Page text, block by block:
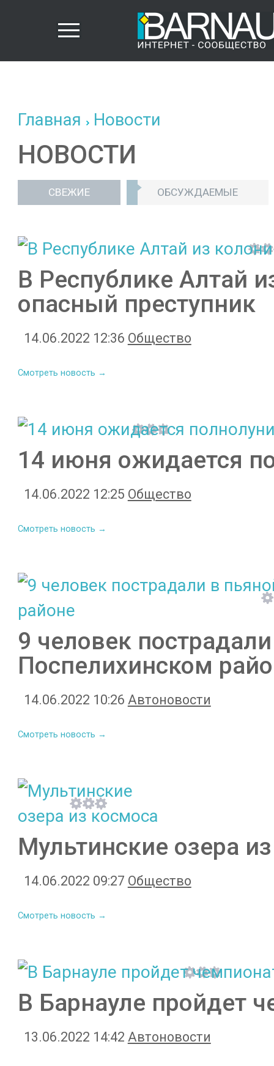
Главная Новости
НОВОСТИ
СВЕЖИЕ ОБСУЖДАЕМЫЕ
В Республике Алтай
опасный преступник
14.06.2022 12:36 Общество
Смотреть новость →
14 июня ожидается
14.06.2022 12:25 Общество
Смотреть новость →
9 человек
Поспелихинском
14.06.2022 10:26 Автоновости
Смотреть новость →
Мультинские озера
14.06.2022 09:27 Общество
Смотреть новость →
В Барнауле пройдет
13.06.2022 14:42 Автоновости